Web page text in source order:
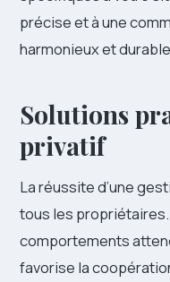
précise et à une
harmonieux et
Solutions
privatif
La réussite d’une
tous les
comportements
favorise la